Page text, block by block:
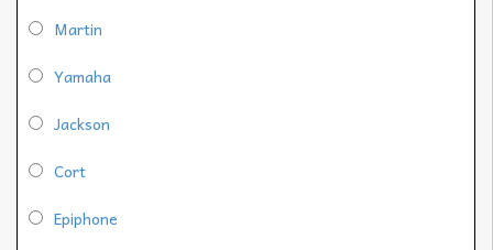
Martin
Yamaha
Jackson
Cort
Epiphone